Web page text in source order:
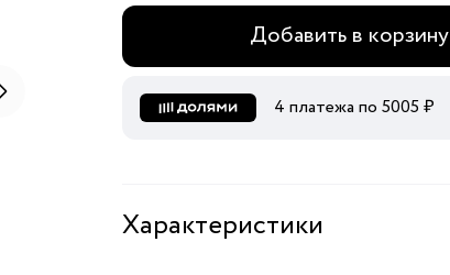
Добавить в корзину
4 платежа по 5005 ₽
Характеристики